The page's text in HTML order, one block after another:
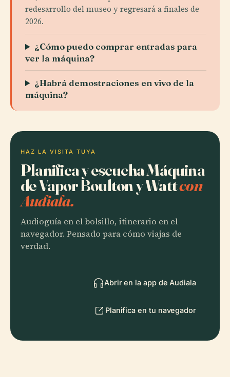
redesarrollo del museo y regresará a finales de
2026.
¿Cómo puedo comprar entradas para
ver la máquina?
¿Habrá demostraciones en vivo de la
máquina?
HAZ LA VISITA TUYA
Planifica y escucha Máquina
de Vapor Boulton y Wattcon
Audiala.
Audioguía en el bolsillo, itinerario en el
navegador. Pensado para cómo viajas de
verdad.
Abrir en la app de Audiala
Planifica en tu navegador